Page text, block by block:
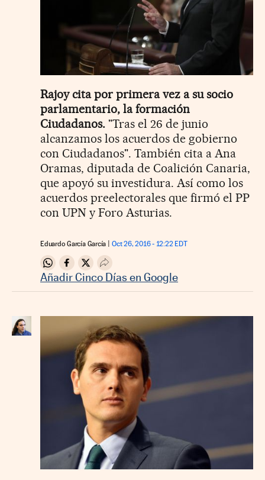
Rajoy cita por primera vez a su socio
parlamentario, la formación
Ciudadanos. "Tras el 26 de junio
alcanzamos los acuerdos de gobierno
con Ciudadanos". También cita a Ana
Oramas, diputada de Coalición Canaria,
que apoyó su investidura. Así como los
acuerdos preelectorales que firmó el PP
con UPN y Foro Asturias.
Eduardo García García Oct 26, 2016 - 12:22 EDT
Compartir en Whatsapp
Compartir en Facebook
Compartir en Twitter
Desplegar Redes Sociales
Añadir Cinco Días en Google